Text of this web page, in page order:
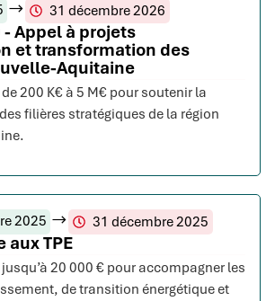
31 décembre 2026
- Appel à projets
et transformation des
Aquitaine
200 K€ à 5 M€ pour soutenir la
filières stratégiques de la région
2025 31 décembre 2025
aux TPE
20 000 € pour accompagner les
de transition énergétique et